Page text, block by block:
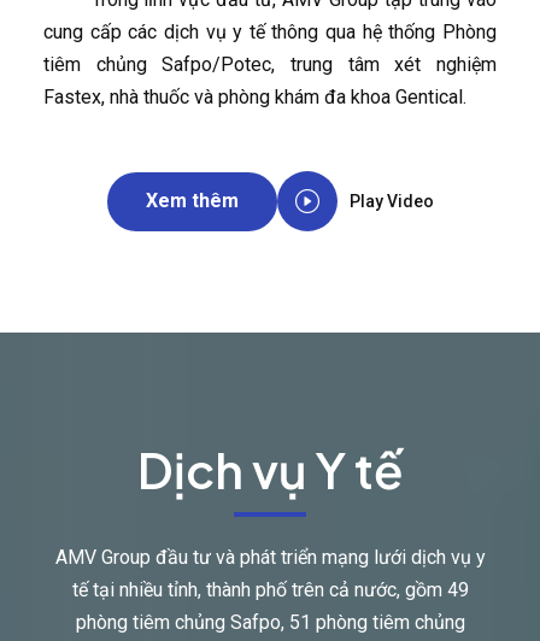
cung cấp các dịch vụ y tế thông qua hệ thống Phòng
tiêm chủng Safpo/Potec, trung tâm xét nghiệm
Fastex, nhà thuốc và phòng khám đa khoa Gentical.
Xem thêm Play Video
Dịch vụ Y tế
AMV Group đầu tư và phát triển mạng lưới dịch vụ y
tế tại nhiều tỉnh, thành phố trên cả nước, gồm 49
phòng tiêm chủng Safpo, 51 phòng tiêm chủng